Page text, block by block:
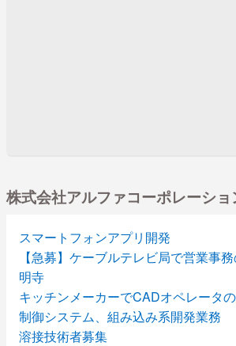
株式会社アルファコーポレーシ
スマートフォンアプリ開発
【急募】ケーブルテレビ局で営業事
明寺
キッチンメーカーでCADオペレータの
制御システム、組み込み系開発業務
溶接技術者募集